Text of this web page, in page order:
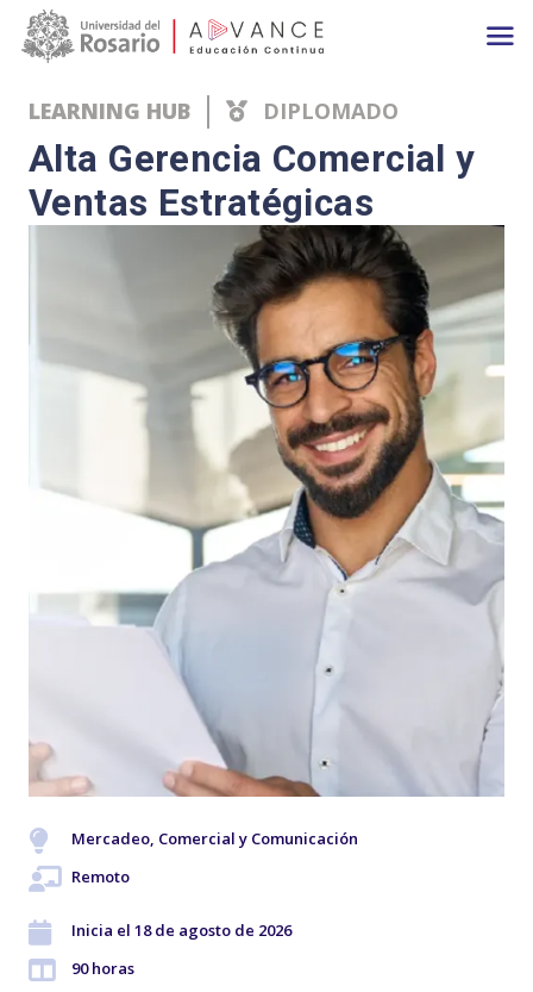
Main navigation
LEARNING HUB DIPLOMADO
Alta Gerencia Comercial y
Ventas Estratégicas
Mercadeo, Comercial y Comunicación
Remoto
Inicia el 18 de agosto de 2026
90 horas